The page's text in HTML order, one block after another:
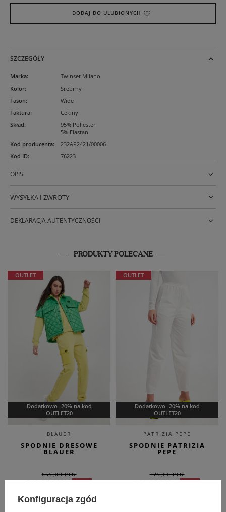
DODAJ DO ULUBIONYCH
SZCZEGÓŁY
Marka:
Twinset Milano
Kolor:
Srebrny
Fason:
Wide
Faktura:
Cekiny
Skład:
95% Poliester
5% Elastan
Kod producenta:
232AP2421/00006
Kod ID: 76223
OPIS
WYSYŁKA I ZWROTY
DEKLARACJA AUTENTYCZNOŚCI
PRODUKTY POLECANE
Dodatkowo -20% na kod
OUTLET20
OUTLET
BLAUER
SPODNIE DRESOWE
BLAUER
659,00 PLN
349,27 PLN -47%
Dodatkowo -20% na kod
OUTLET20
OUTLET
PATRIZIA PEPE
SPODNIE PATRIZIA
PEPE
779,00 PLN
412,87 PLN -47%
Konfiguracja zgód